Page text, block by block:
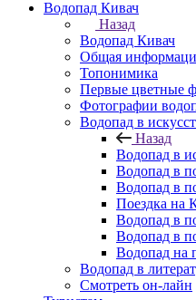
Водопад Кивач
Назад
Водопад Кивач
Общая
Топонимика
Первые цветные
Фотографии
Водопад в
Назад
Водопад в
Водопад в
Водопад в
Поездка на
Водопад в
Водопад в
Водопад на
Водопад в
Смотреть он-лайн